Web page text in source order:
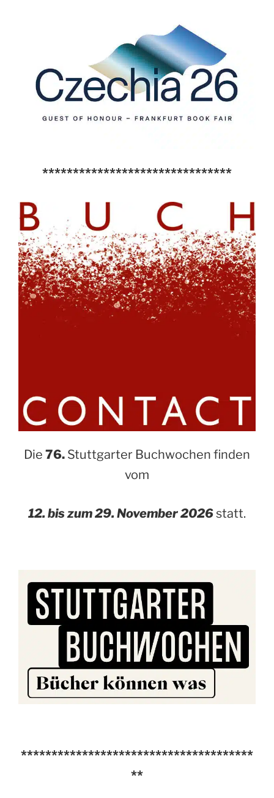
*******************************
Die 76. Stuttgarter Buchwochen finden
vom
12. bis zum 29. November 2026statt.
**************************************
**